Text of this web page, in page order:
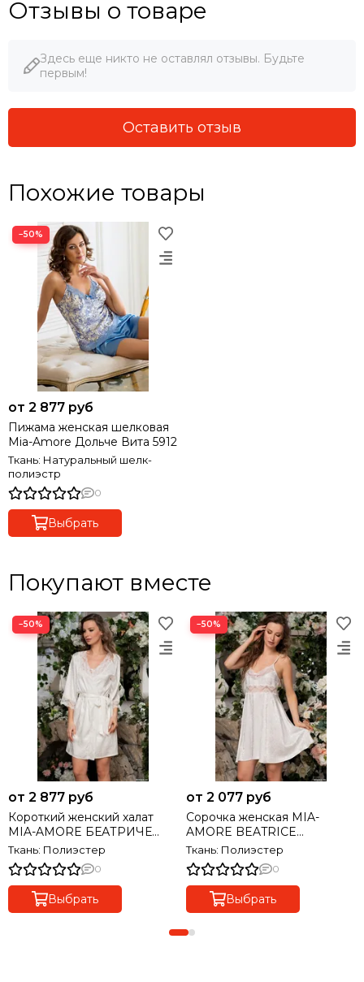
Отзывы о товаре
Здесь еще никто не оставлял отзывы. Будьте
первым!
Оставить отзыв
Похожие товары
−50%
от 2 877 руб
Пижама женская шелковая
Mia-Amore Дольче Вита 5912
Ткань: Натуральный шелк-
полиэстр
0
Выбрать
Покупают вместе
−50%
от 2 877 руб
Короткий женский халат
MIA-AMORE БЕАТРИЧЕ
2193
Ткань: Полиэстер
0
Выбрать
−50%
от 2 077 руб
Сорочка женская MIA-
AMORE BEATRICE
БЕАТРИЧЕ 2191
Ткань: Полиэстер
0
Выбрать